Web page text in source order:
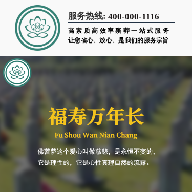
服务热线: 400-000-1116
高素质高效率殡葬一站式服务
让您省心、放心、是我们的服务宗旨